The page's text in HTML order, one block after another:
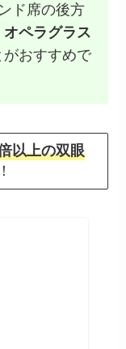
ド席の後方
オペラグラス
がおすすめで
以上の双眼